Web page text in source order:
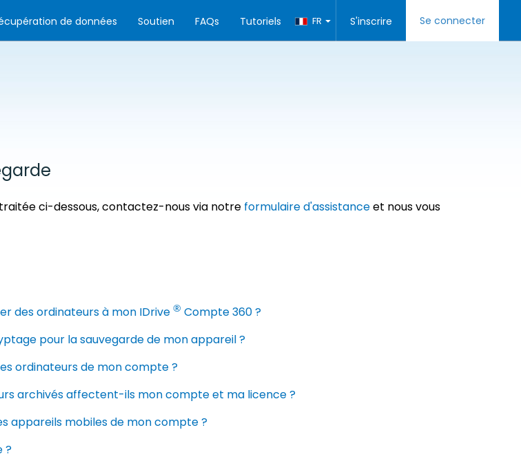
S'inscrire Se connecter
FR
de données Soutien FAQs Tutoriels
ci-dessous, contactez-nous via notre formulaire d'assistanceet nous vous
des ordinateurs à mon IDrive ® Compte 360 ​​?
pour la sauvegarde de mon appareil ?
ordinateurs de mon compte ?
archivés affectent-ils mon compte et ma licence ?
appareils mobiles de mon compte ?
?